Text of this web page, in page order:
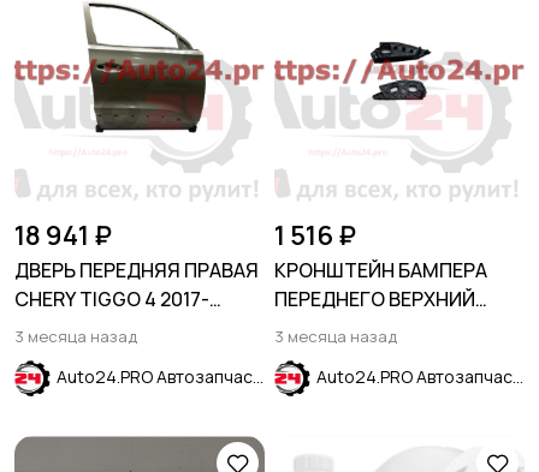
18 941 ₽
ДВЕРЬ ПЕРЕДНЯЯ ПРАВАЯ
CHERY TIGGO 4 2017-
(T19/T19FL)
3 месяца назад
Auto24.PRO Автозапчасти
1 516 ₽
КРОНШТЕЙН БАМПЕРА
ПЕРЕДНЕГО ВЕРХНИЙ
ПРАВЫЙ CHEVROLET
MALIBU 2016-2024
3 месяца назад
Auto24.PRO Автозапчасти